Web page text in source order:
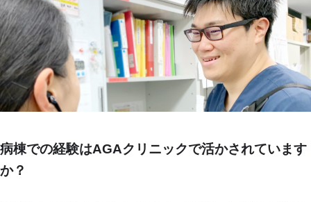
病棟での経験はAGAクリニックで活かされています
か？